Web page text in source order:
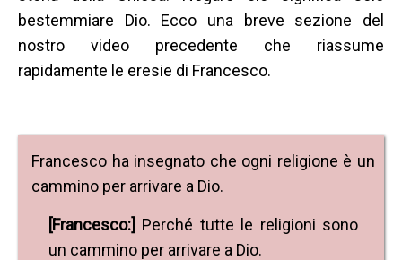
bestemmiare Dio. Ecco una breve sezione del
nostro video precedente che riassume
rapidamente le eresie di Francesco.
Francesco ha insegnato che ogni religione è un
cammino per arrivare a Dio.
[Francesco:] Perché tutte le religioni sono
un cammino per arrivare a Dio.